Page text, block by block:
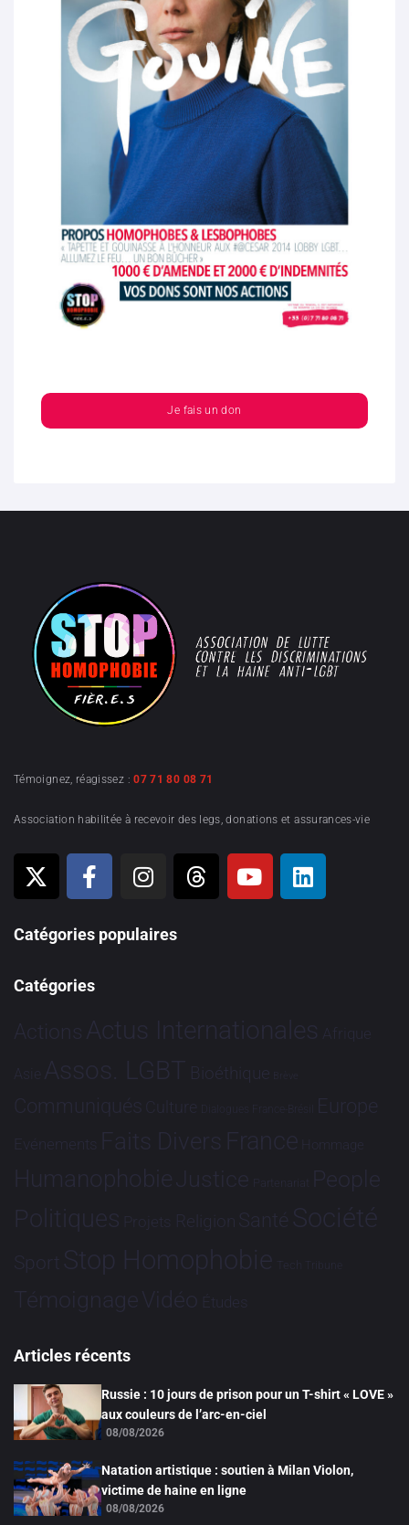
Je fais un don
Témoignez, réagissez :07 71 80 08 71
Association habilitée à recevoir des legs, donations et assurances-vie
Catégories populaires
Catégories
Actions Actus Internationales Afrique
Asie Assos. LGBT Bioéthique Brève
Communiqués Culture Dialogues France-Brésil Europe
Evénements Faits Divers France Hommage
HumanophobieJustice Partenariat People
Politiques Projets Religion Santé Société
Sport Stop Homophobie Tech Tribune
TémoignageVidéo Études
Articles récents
Russie : 10 jours de prison pour un T-shirt « LOVE »
aux couleurs de l’arc-en-ciel
08/08/2026
Natation artistique : soutien à Milan Violon,
victime de haine en ligne
08/08/2026